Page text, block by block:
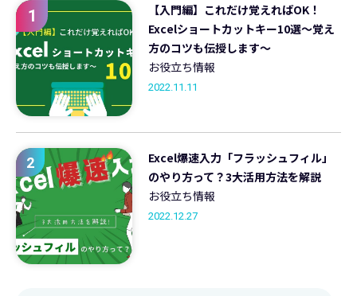
1
【入門編】これだけ覚えればOK！
Excelショートカットキー10選〜覚え
方のコツも伝授します〜
お役立ち情報
2022.11.11
2
Excel爆速入力「フラッシュフィル」
のやり方って？3大活用方法を解説
お役立ち情報
2022.12.27